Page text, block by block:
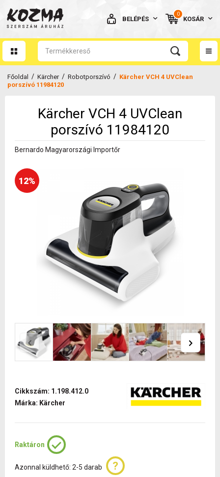
BELÉPÉS
BELÉPÉS
0
KOSÁR
Főoldal / Kärcher/ Robotporszívó / Kärcher VCH 4 UVClean
porszívó 11984120
Kärcher VCH 4 UVClean
porszívó 11984120
Bernardo Magyarországi Importőr
12%
Cikkszám: 1.198.412.0
Márka: Kärcher
Raktáron
Azonnal küldhető: 2-5 darab